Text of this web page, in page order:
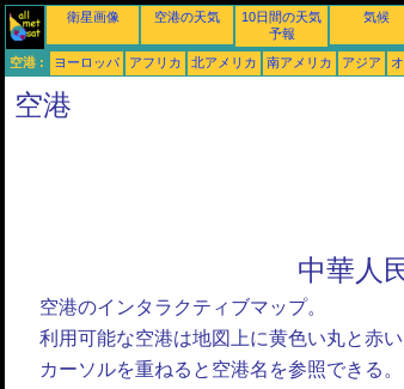
衛星画像 空港の天気
10日間の天気
予報
気候
空港 :
ヨーロッパ アフリカ 北アメリカ 南アメリカ アジア
空港
中華人
空港のインタラクティブマップ。
利用可能な空港は地図上に黄色い丸と赤い
カーソルを重ねると空港名を参照できる。